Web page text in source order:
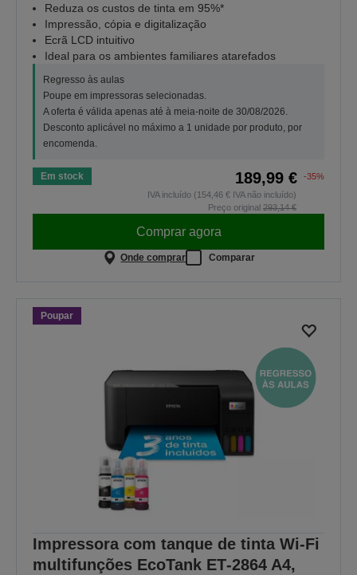
Reduza os custos de tinta em 95%*
Impressão, cópia e digitalização
Ecrã LCD intuitivo
Ideal para os ambientes familiares atarefados
Regresso às aulas
Poupe em impressoras selecionadas.
A oferta é válida apenas até à meia-noite de 30/08/2026.
Desconto aplicável no máximo a 1 unidade por produto, por
encomenda.
Em stock 189,99 €
-35%
IVA incluído (154,46 € IVA não incluído)
Preço original 293,14 €
Comprar agora
Onde comprar Comparar
Poupar
Impressora com tanque de tinta Wi-Fi
multifunções EcoTank ET‑2864 A4,